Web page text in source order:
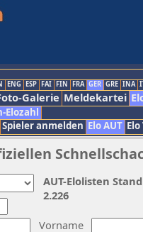
ENG ESP FAI FIN FRA GER GRE INA
Galerie Meldekartei
Elozahl
Spieler anmelden Elo AUT
Vorname
AUT-Elolisten
2.226